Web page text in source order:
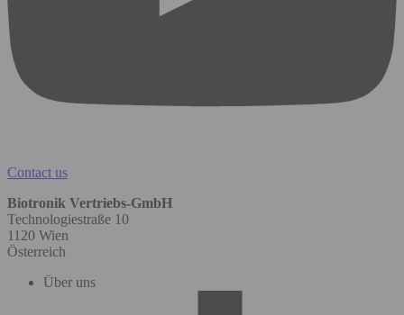
Contact us
Biotronik Vertriebs-GmbH
Technologiestraße 10
1120 Wien
Österreich
Über uns